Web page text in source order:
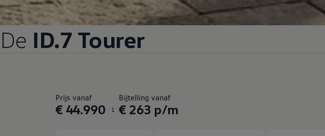
De ID.7 Tourer
Prijs vanaf
€ 44.990 1
Bijtelling vanaf
€ 263 p/m